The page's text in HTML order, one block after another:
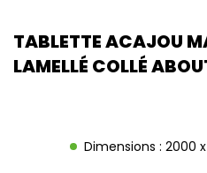
TABLETTE ACAJOU
LAMELLÉ COLLÉ
Dimensions : 2000